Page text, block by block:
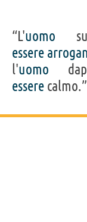
“L'uomo
essere
l'uomo
essere calmo.”